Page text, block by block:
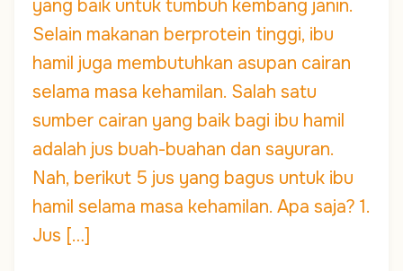
yang baik untuk tumbuh kembang janin.
Selain makanan berprotein tinggi, ibu
hamil juga membutuhkan asupan cairan
selama masa kehamilan. Salah satu
sumber cairan yang baik bagi ibu hamil
adalah jus buah-buahan dan sayuran.
Nah, berikut 5 jus yang bagus untuk ibu
hamil selama masa kehamilan. Apa saja? 1.
Jus […]